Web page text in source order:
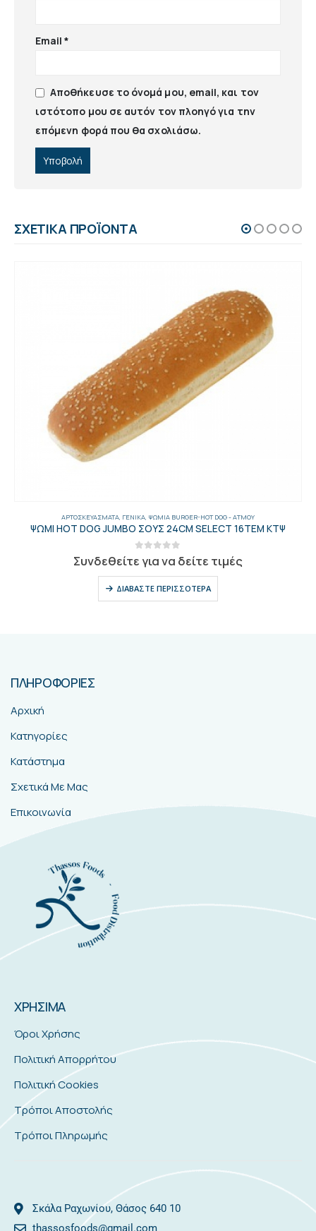
Email*
Αποθήκευσε το όνομά μου, email, και τον
ιστότοπο μου σε αυτόν τον πλοηγό για την
επόμενη φορά που θα σχολιάσω.
ΣΧΕΤΙΚΆ ΠΡΟΪΌΝΤΑ
ΓΕΝΙΚΑ,ΈΛΑΙΑ ,ΈΛΑΙΑ-ΕΛΙΈΣ-ΜΑΡΓΑΡΊΝΕΣ-ΤΟΥΡΣΊ,
ΕΛΑΙΟΛΑΔΟ ΠΑΡΘΕΝΟ 5 ΛΙΤ
0out of 5
ΠΛΗΡΟΦΟΡΙΕΣ
Αρχική
Κατηγορίες
Κατάστημα
Σχετικά Με Μας
Επικοινωνία
ΧΡΗΣΙΜΑ
Όροι Χρήσης
Πολιτική Απορρήτου
Πολιτική Cookies
Τρόποι Αποστολής